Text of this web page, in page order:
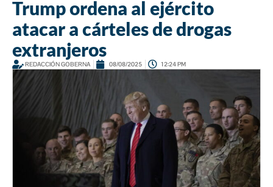
Trump ordena al ejército
atacar a cárteles de drogas
extranjeros
REDACCIÓN GOBERNA 08/08/2025 12:24 PM